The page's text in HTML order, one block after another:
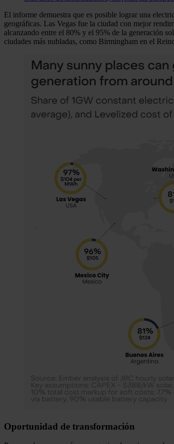
El informe demuestra que es posible lograr una
geográficas. Las Vegas fue la ciudad con mejor
alcanzando entre el 80% y el 95% de la generación
ciudades más nubladas, como Birmingham en el
Oportunidad de transformación